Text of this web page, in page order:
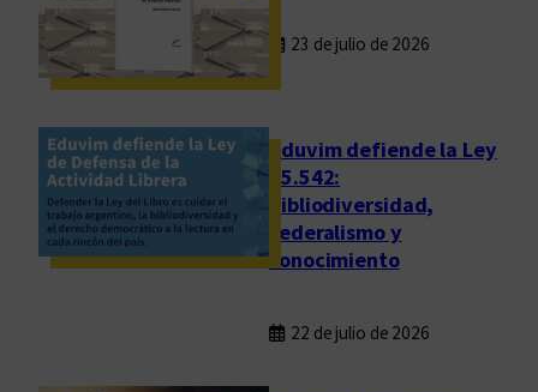
23 de julio de 2026
Eduvim defiende la Ley
25.542:
bibliodiversidad,
federalismo y
conocimiento
22 de julio de 2026